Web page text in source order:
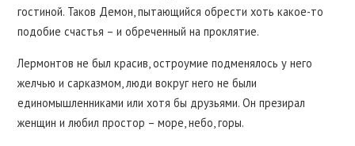
гостиной. Таков Демон, пытающийся обрести хоть какое-то
подобие счастья – и обреченный на проклятие.
Лермонтов не был красив, остроумие подменялось у него
желчью и сарказмом, люди вокруг него не были
единомышленниками или хотя бы друзьями. Он презирал
женщин и любил простор – море, небо, горы.